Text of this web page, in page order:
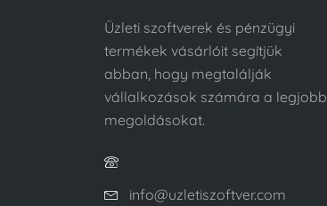
Üzleti szoftverek és pénzügyi
termékek vásárlóit segítjük
abban, hogy megtalálják
vállalkozások számára a legjobb
megoldásokat.
info@uzletiszoftver.com